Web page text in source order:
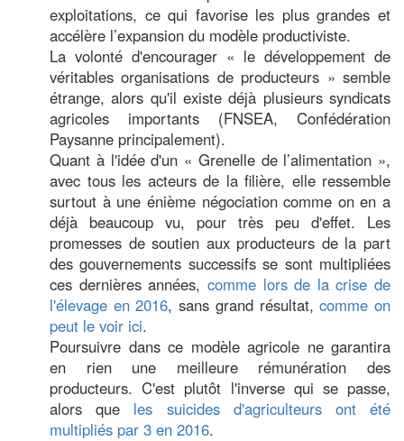
exploitations, ce qui favorise les plus grandes et
accélère l’expansion du modèle productiviste.
La volonté d'encourager « le développement de
véritables organisations de producteurs » semble
étrange, alors qu'il existe déjà plusieurs syndicats
agricoles importants (FNSEA, Confédération
Paysanne principalement).
Quant à l'idée d'un « Grenelle de l’alimentation »,
avec tous les acteurs de la filière, elle ressemble
surtout à une énième négociation comme on en a
déjà beaucoup vu, pour très peu d'effet. Les
promesses de soutien aux producteurs de la part
des gouvernements successifs se sont multipliées
ces dernières années, comme lors de la crise de
l'élevage en 2016, sans grand résultat,comme on
peut le voir ici.
Poursuivre dans ce modèle agricole ne garantira
en rien une meilleure rémunération des
producteurs. C'est plutôt l'inverse qui se passe,
alors que les suicides d'agriculteurs ont été
multipliés par 3 en 2016.